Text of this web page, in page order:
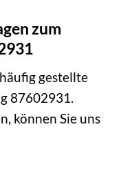
zum
gestellte
87602931.
können Sie uns